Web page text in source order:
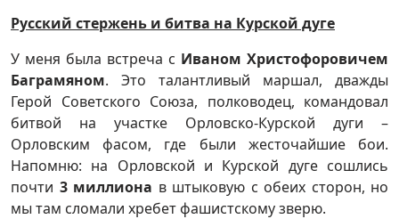
Русский стержень и битва на Курской дуге
У меня была встреча с Иваном Христофоровичем
Баграмяном. Это талантливый маршал, дважды
Герой Советского Союза, полководец, командовал
битвой на участке Орловско-Курской дуги –
Орловским фасом, где были жесточайшие бои.
Напомню: на Орловской и Курской дуге сошлись
почти 3 миллиона в штыковую с обеих сторон, но
мы там сломали хребет фашистскому зверю.